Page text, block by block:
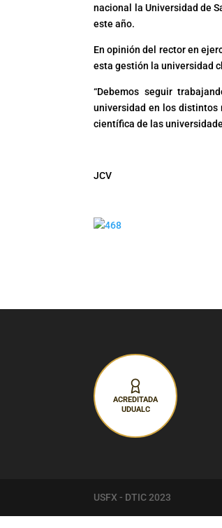
nacional la Universidad de
este año.
En opinión del rector en
esta gestión la universidad
“Debemos seguir
universidad en los distintos
científica de las
JCV
ACREDITADA
UDUALC
USFX - DTIC 2023